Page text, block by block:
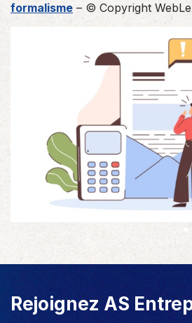
formalisme – © Copyright
Rejoignez AS